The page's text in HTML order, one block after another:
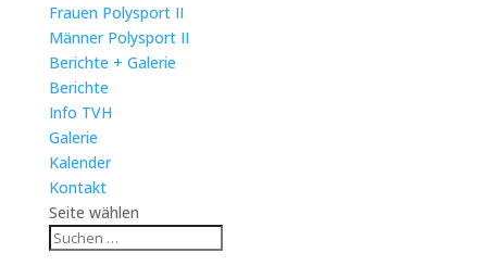
Frauen Polysport II
Männer Polysport II
Berichte + Galerie
Berichte
Info TVH
Galerie
Kalender
Kontakt
Seite wählen